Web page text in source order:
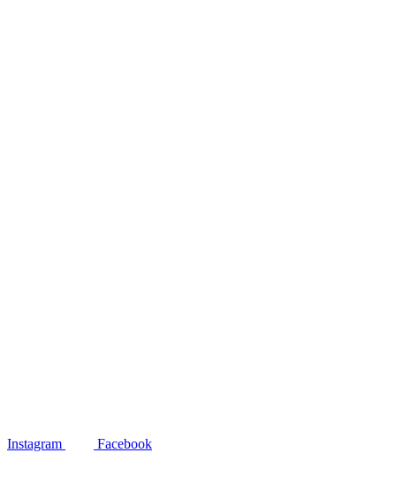
Instagram Facebook